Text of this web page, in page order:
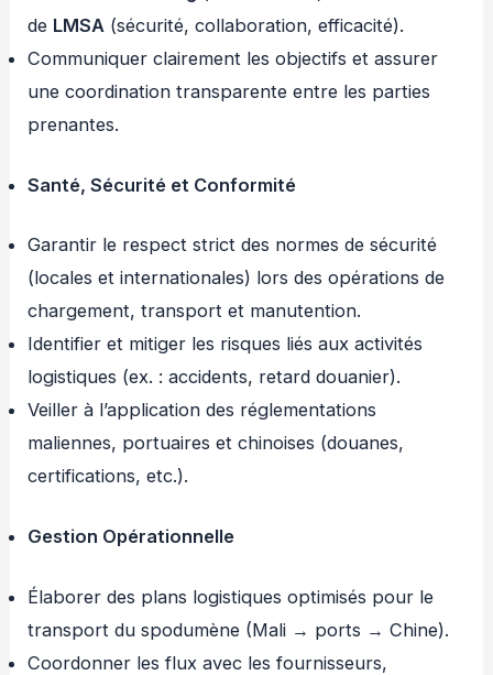
de LMSA (sécurité, collaboration, efficacité).
Communiquer clairement les objectifs et assurer
une coordination transparente entre les parties
prenantes.
Santé, Sécurité et Conformité
Garantir le respect strict des normes de sécurité
(locales et internationales) lors des opérations de
chargement, transport et manutention.
Identifier et mitiger les risques liés aux activités
logistiques (ex. : accidents, retard douanier).
Veiller à l’application des réglementations
maliennes, portuaires et chinoises (douanes,
certifications, etc.).
Gestion Opérationnelle
Élaborer des plans logistiques optimisés pour le
transport du spodumène (Mali → ports → Chine).
Coordonner les flux avec les fournisseurs,